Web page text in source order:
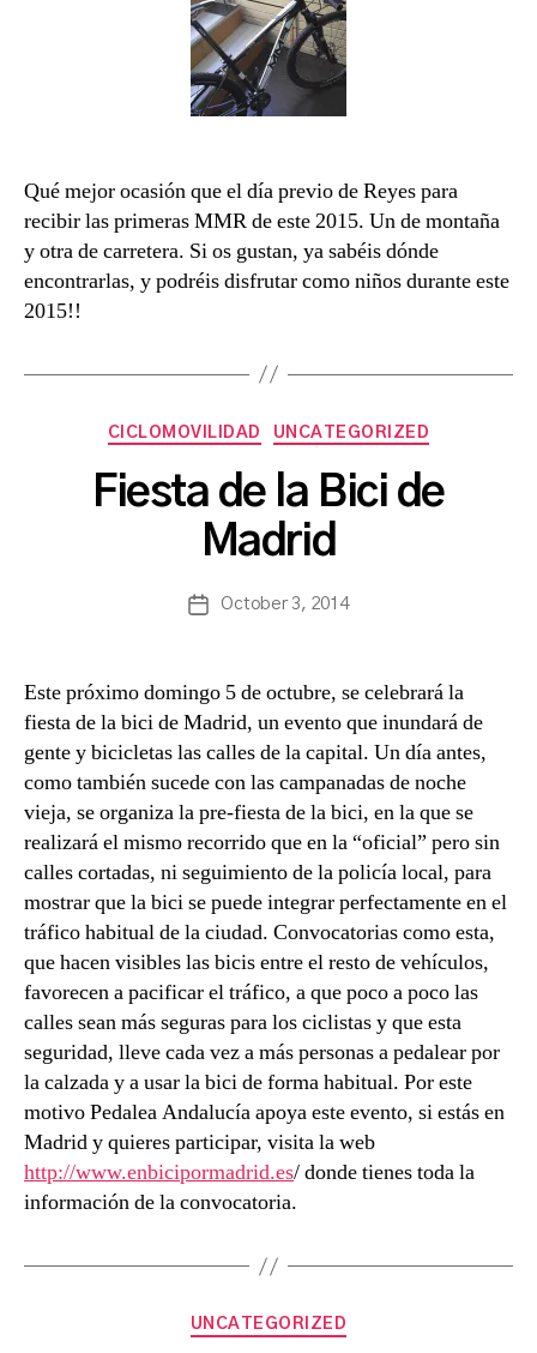
Qué mejor ocasión que el día previo de Reyes para
recibir las primeras MMR de este 2015. Un de montaña
y otra de carretera. Si os gustan, ya sabéis dónde
encontrarlas, y podréis disfrutar como niños durante este
2015!!
Categories
CICLOMOVILIDAD UNCATEGORIZED
Fiesta de la Bici de
Madrid
Post
B
s
n
PostOctober 3, 2014
Este próximo domingo 5 de octubre, se celebrará la
fiesta de la bici de Madrid, un evento que inundará de
gente y bicicletas las calles de la capital. Un día antes,
como también sucede con las campanadas de noche
vieja, se organiza la pre-fiesta de la bici, en la que se
realizará el mismo recorrido que en la “oficial” pero sin
calles cortadas, ni seguimiento de la policía local, para
mostrar que la bici se puede integrar perfectamente en el
tráfico habitual de la ciudad. Convocatorias como esta,
que hacen visibles las bicis entre el resto de vehículos,
favorecen a pacificar el tráfico, a que poco a poco las
calles sean más seguras para los ciclistas y que esta
seguridad, lleve cada vez a más personas a pedalear por
la calzada y a usar la bici de forma habitual. Por este
motivo Pedalea Andalucía apoya este evento, si estás en
Madrid y quieres participar, visita la web
http://www.enbicipormadrid.es/ donde tienes toda la
información de la convocatoria.
Categories
UNCATEGORIZED
B
y